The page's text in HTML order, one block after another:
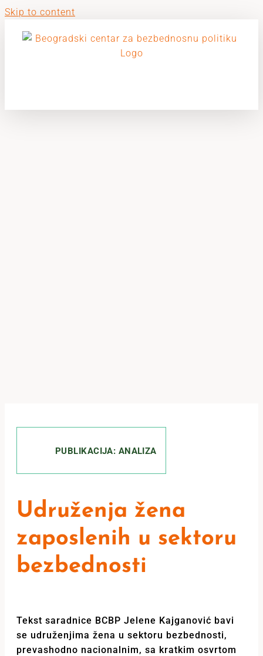
Skip to content
PUBLIKACIJA: ANALIZA
Udruženja žena
zaposlenih u sektoru
bezbednosti
Tekst saradnice BCBP Jelene Kajganović bavi
se udruženjima žena u sektoru bezbednosti,
prevashodno nacionalnim, sa kratkim osvrtom